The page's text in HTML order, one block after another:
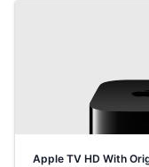
Apple TV HD With